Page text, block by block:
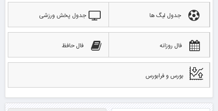
جدول لیگ ها جدول پخش ورزشی
فال روزانه فال حافظ
بورس و فرابورس